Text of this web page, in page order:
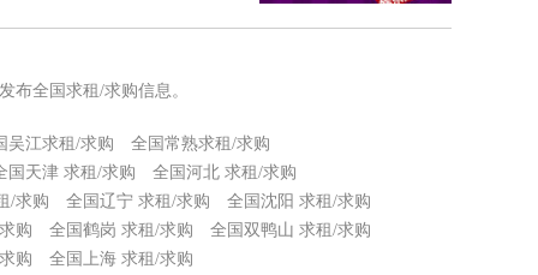
布全国求租/求购信息。
吴江求租/求购
全国常熟求租/求购
国天津 求租/求购
全国河北 求租/求购
/求购
全国辽宁 求租/求购
全国沈阳 求租/求购
购
全国鹤岗 求租/求购
全国双鸭山 求租/求购
购
全国上海 求租/求购